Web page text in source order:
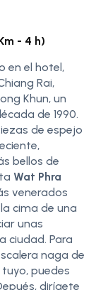
- 4 h)
en el hotel,
Rai,
Khun, un
de 1990.
de espejo
bellos de
Wat Phra
venerados
cima de una
unas
ciudad. Para
naga de
tuyo, puedes
dirígete